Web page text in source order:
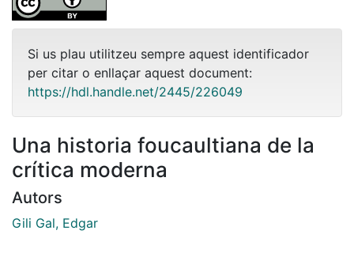
Si us plau utilitzeu sempre aquest identificador
per citar o enllaçar aquest document:
https://hdl.handle.net/2445/226049
Una historia foucaultiana de la
crítica moderna
Autors
Gili Gal, Edgar